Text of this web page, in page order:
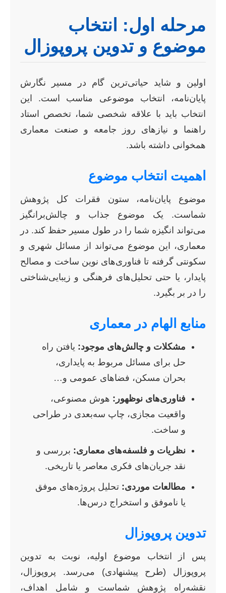
مرحله اول: انتخاب
موضوع و تدوین پروپوزال
اولین و شاید حیاتی‌ترین گام در مسیر نگارش
پایان‌نامه، انتخاب موضوعی مناسب است. این
انتخاب باید با علاقه شخصی شما، تخصص استاد
راهنما و نیازهای روز جامعه و صنعت معماری
همخوانی داشته باشد.
اهمیت انتخاب موضوع
موضوع پایان‌نامه، ستون فقرات کل پژوهش
شماست. یک موضوع جذاب و چالش‌برانگیز
می‌تواند انگیزه شما را در طول مسیر حفظ کند. در
معماری، این موضوع می‌تواند از مسائل شهری و
سکونتی گرفته تا فناوری‌های نوین ساخت و مصالح
پایدار، یا حتی تحلیل‌های فرهنگی و زیبایی‌شناختی
را در بر بگیرد.
منابع الهام در معماری
مشکلات و چالش‌های موجود: یافتن راه
حل برای مسائل مربوط به پایداری،
بحران مسکن، فضاهای عمومی و…
فناوری‌های نوظهور: هوش مصنوعی،
واقعیت مجازی، چاپ سه‌بعدی در طراحی
و ساخت.
نظریات و فلسفه‌های معماری: بررسی و
نقد جریان‌های فکری معاصر یا تاریخی.
مطالعات موردی: تحلیل پروژه‌های موفق
یا ناموفق و استخراج درس‌ها.
تدوین پروپوزال
پس از انتخاب موضوع اولیه، نوبت به تدوین
پروپوزال (طرح پیشنهادی) می‌رسد. پروپوزال،
نقشه‌راه پژوهش شماست و شامل اهداف،